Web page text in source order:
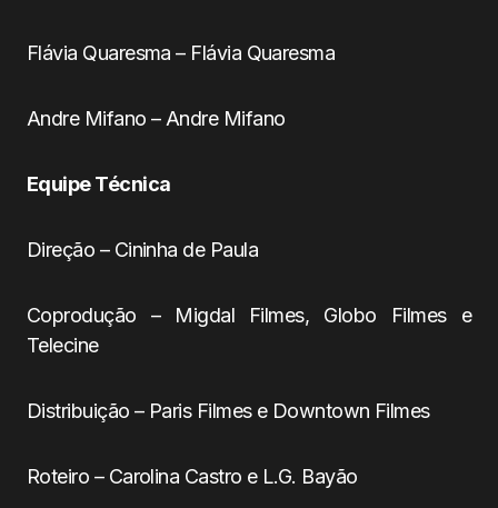
Flávia Quaresma – Flávia Quaresma
Andre Mifano – Andre Mifano
Equipe Técnica
Direção – Cininha de Paula
Coprodução – Migdal Filmes, Globo Filmes e
Telecine
Distribuição – Paris Filmes e Downtown Filmes
Roteiro – Carolina Castro e L.G. Bayão